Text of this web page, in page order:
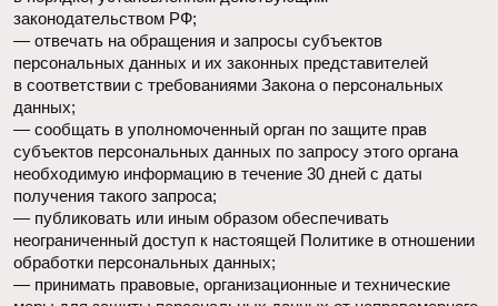
содержаться персональные данные, относящиеся к другим
субъектам персональных данных, за исключением случаев,
когда имеются законные основания для раскрытия таких
персональных данных. Перечень информации и порядок
ее получения установлен Законом о персональных данных;
— требовать от оператора уточнения его персональных
данных, их блокирования или уничтожения в случае, если
персональные данные являются неполными, устаревшими,
неточными, незаконно полученными или не являются
необходимыми для заявленной цели обработки, а также
принимать предусмотренные законом меры по защите своих
прав;
— выдвигать условие предварительного согласия при
обработке персональных данных в целях продвижения
на рынке товаров, работ и услуг;
— на отзыв согласия на обработку персональных данных;